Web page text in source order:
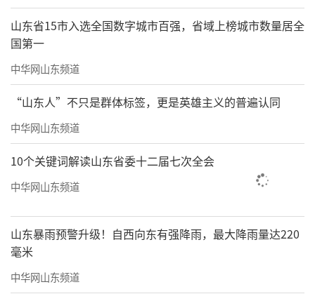
山东省15市入选全国数字城市百强，省域上榜城市数量居全
国第一
中华网山东频道
“山东人”不只是群体标签，更是英雄主义的普遍认同
中华网山东频道
10个关键词解读山东省委十二届七次全会
中华网山东频道
山东暴雨预警升级！自西向东有强降雨，最大降雨量达220
毫米
中华网山东频道